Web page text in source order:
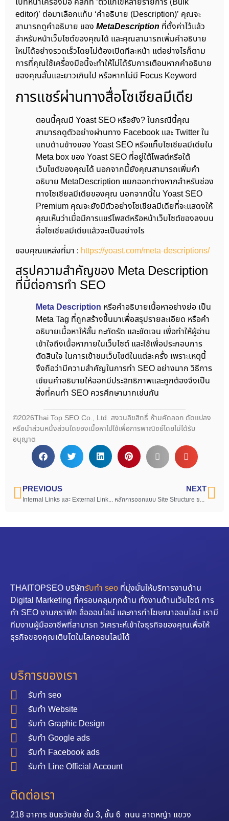
editor)’ ต่อมาเลือกแท็บ ‘คำอธิบาย (Description)’ คุณจะ
สามารถดูคำอธิบาย ของ MetaDescription ที่ตั้งค่าไว้แล้ว
สำหรับหน้าเว็บไซต์ของคุณได้ และคุณสามารถเพิ่มคำอธิบาย
ใหม่ได้อย่างรวดเร็วโดยไม่ต้องเปิดทีละหน้า แต่อย่างไรก็ตาม
การที่คุณใช้เครื่องมือนี้จะทำให้ไม่ได้รับการเตือนหากคำอธิบาย
ของคุณสั้นและยาวเกินไป หรือหากไม่มี Focus Keyword
การแชร์ผ่านทางสื่อโซเชียลมีเดีย
ตอนนี้คุณมี Yoast SEO หรือยัง? ในกรณีนี้คุณ
สามารถดูตัวอย่างผ่านทาง Facebook และ Twitter ใน
แถบด้านข้างของ Yoast SEO หรือแท็บโซเชียลมีเดียใน
Meta box ของ Yoast SEO ที่อยู่ใต้โพสต์หรือใต้
เว็บไซต์ของคุณได้ นอกจากนี้ยังคุณสามารถเพิ่มคำ
อธิบาย MetaDescription แยกออกต่างหากสำหรับช่อง
ทางโซเชียลมีเดียของคุณ นอกจากนี้ใน Yoast SEO
Premium คุณจะยังมีตัวอย่างโซเชียลมีเดียที่จะแสดงให้
คุณเห็นว่าเมื่อมีการแชร์โพสต์หรือหน้าเว็บไซต์ของลงบน
สื่อโซเชียลมีเดียแล้วจะเป็นอย่างไร
ขอบคุณแหล่งที่มา : https://yoast.com/meta-descriptions/
สรุปความสำคัญของ Meta Description
ที่มีต่อการทำ SEO
Meta Description หรือคำอธิบายเนื้อหาอย่างย่อ เป็น
Meta Tag ที่ถูกสร้างขึ้นมาเพื่อสรุปรายละเอียด หรือคำ
อธิบายเนื้อหาให้สั้น กะทัดรัด และชัดเจน เพื่อทำให้ผู้อ่าน
เข้าใจถึงเนื้อหาภายในเว็บไซต์ และใช้เพื่อประกอบการ
ตัดสินใจ ในการเข้าชมเว็บไซต์ในแต่ละครั้ง เพราะเหตุนี้
จึงถือว่ามีความสำคัญในการทำ SEO อย่างมาก วิธีการ
เขียนคำอธิบายให้ออกมีประสิทธิภาพและถูกต้องจึงเป็น
สิ่งที่คนทำ SEO ควรศึกษามากเช่นกัน
©2026Thai Top SEO Co., Ltd. สงวนลิขสิทธิ์ ห้ามคัดลอก ดัดแปลง
หรือนำส่วนหนึ่งส่วนใดของเนื้อหาไปใช้เพื่อการพาณิชย์โดยไม่ได้รับ
อนุญาต
PREVIOUS
Internal Links และ External Links ในการทำ SEO
NEXT
หลักการออกแบบ Site Structure ของเว็บไซต์ ที่จะทำให้คุณเข้าใจหลัก SEO มากขึ้น
THAITOPSEO บริษัทรับทำ seo ที่มุ่งมั่นให้บริการงานด้าน
Digital Marketing ที่ครอบคลุมทุกด้าน ทั้งงานด้านเว็บไซต์ การ
ทำ SEO งานกราฟิก สื่อออนไลน์ และการทำโฆษณาออนไลน์ เรามี
ทีมงานผู้มืออาชีพที่สามารถ วิเคราะห์เข้าใจธุรกิจของคุณเพื่อให้
ธุรกิจของคุณเติบโตในโลกออนไลน์ได้
บริการของเรา
รับทำ seo
รับทำ Website
รับทำ Graphic Design
รับทำ Google ads
รับทำ Facebook ads
รับทำ Line Official Account
ติดต่อเรา
218 อาคาร ชินธวัชชัย ชั้น 3, ชั้น 6 ถนน ลาดหญ้า แขวง